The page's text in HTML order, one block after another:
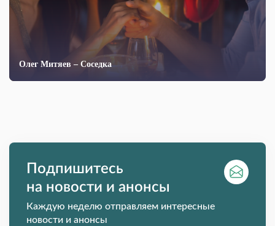
Олег Митяев – Соседка
Подпишитесь
на новости и анонсы
Каждую неделю отправляем интересные
новости и анонсы